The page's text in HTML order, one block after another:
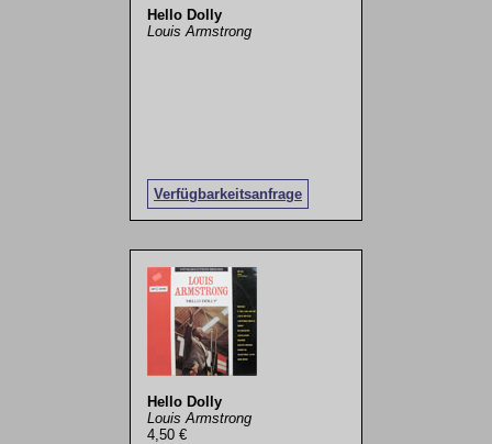
Hello Dolly
Louis Armstrong
Verfügbarkeitsanfrage
Hello Dolly
Louis Armstrong
4,50 €